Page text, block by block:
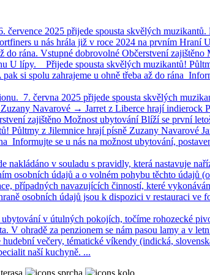
2025 přijede spousta skvělých muzikantů.
u nás hrála již v roce 2024 na prvním Hraní
do rána. Vstupné dobrovolné Občerstvení zajištěno
U lípy. Přijede spousta skvělých muzikantů!
si spolu zahrajeme u ohně třeba až do rána
7. června 2025 přijede spousta skvělých
Navarové → Jarret z Liberce hrají indierock
zajištěno Možnost ubytování Blíží se první
Půltmy z Jilemnice hrají písně Zuzany Navarové
Informujte se u nás na možnost ubytování,
nakládáno v souladu s pravidly, která nastavuje
osobních údajů a o volném pohybu těchto údajů
případných navazujících činností, které
osobních údajů jsou k dispozici v restauraci ve
v útulných pokojích, točíme rohozecké
V ohradě za penzionem se nám pasou lamy a v
večery, tématické víkendy (indická,
naší kuchyně. ...